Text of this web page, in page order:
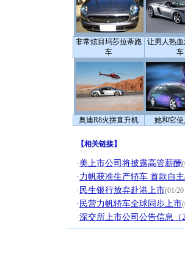
非常炫目玛莎拉蒂跑
车
让男人热
车
奥迪R8火拼直升机 她和它
【相关链接】
· 美上市公司将披露高管薪酬
· 力帆获准生产轿车 首款自
· 民生银行放弃赴港上市(01/
· 民营力帆轿车全球同步上市
·深交所上市公司公告信息（